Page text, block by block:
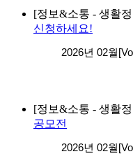
[정보&소통 - 생활
신청하세요!
2026년 02월
[정보&소통 - 생활
공모전
2026년 02월